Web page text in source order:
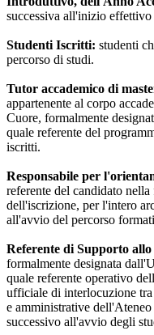
successiva all'inizio
Studenti Iscritti: studenti
percorso di studi.
Tutor accademico di
appartenente al corpo
Cuore, formalmente
quale referente del
iscritti.
Responsabile per
referente del candidato
dell'iscrizione, per l'intero
all'avvio del percorso
Referente di Supporto allo
formalmente designata
quale referente operativo
ufficiale di interlocuzione
e amministrative
successivo all'avvio degli